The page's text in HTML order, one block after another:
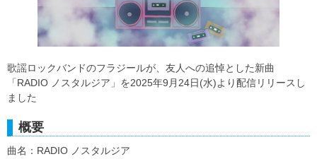
歌謡ロックバンドのフラジールが、友人への追悼とした新曲
「RADIO ノスタルジア」を2025年9月24日(水)より配信リリースし
ました
概要
曲名：RADIO ノスタルジア